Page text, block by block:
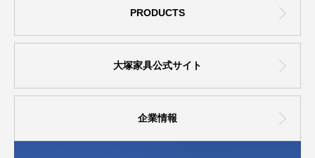
PRODUCTS
大塚家具公式サイト
企業情報